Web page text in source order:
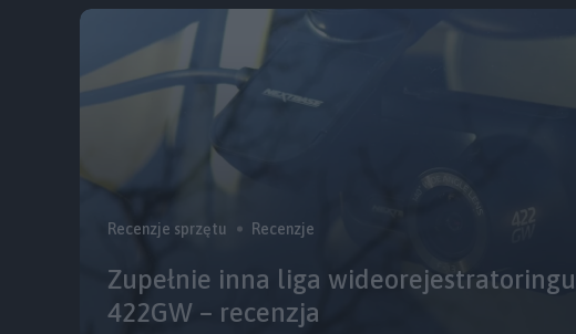
Recenzje sprzętu Recenzje
Zupełnie inna liga
422GW – recenzja